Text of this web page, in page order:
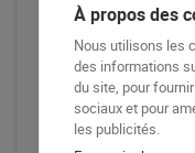
contactez votre
DÉPOSER MA
EN SAVOIR PLUS
À propos des
Nous utilisons les
des informations
du site, pour
sociaux et pour
les publicités.